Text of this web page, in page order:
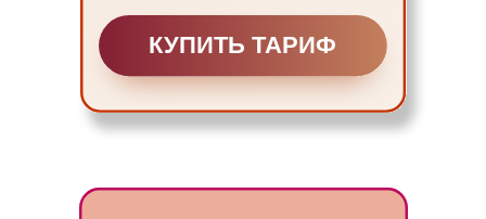
КУПИТЬ ТАРИФ